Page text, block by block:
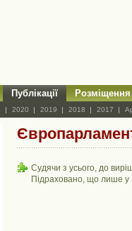
Публікації Розміщення
2020 2019 2018 2017
Судячи з усього, до
Підраховано, що лише у